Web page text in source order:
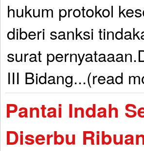
hukum protokol
diberi sanksi
surat
III Bidang...(read
Pantai Indah
Diserbu